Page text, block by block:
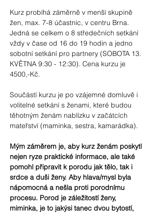
Kurz probíhá záměrně v menší skupině
žen, max. 7-8 účastnic, v centru Brna.
Jedná se celkem o 8 středečních setkání
vždy v čase od 16 do 19 hodin a jedno
sobotní setkání pro partnery (SOBOTA 13.
KVĚTNA 9:30 - 12:30). Cena kurzu je
4500,-Kč.
Součástí kurzu je po vzájemné domluvě i
volitelné setkání s ženami, které budou
těhotným ženám nablízku v začátcích
mateřství (maminka, sestra, kamarádka).
Mým záměrem je, aby kurz ženám poskytl
nejen ryze praktické informace, ale také
pomohl připravit k porodu jak tělo, tak i
srdce a duši ženy. Aby hlava/mysl byla
nápomocná a nešla proti porodnímu
procesu. Porod je záležitostí ženy,
miminka, je to jakýsi tanec dvou bytostí,